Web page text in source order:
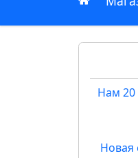
Нам 20
Новая